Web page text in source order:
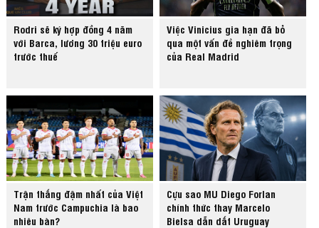
Rodri sẽ ký hợp đồng 4 năm
với Barca, lương 30 triệu euro
trước thuế
Việc Vinicius gia hạn đã bỏ
qua một vấn đề nghiêm trọng
của Real Madrid
Trận thắng đậm nhất của Việt
Nam trước Campuchia là bao
nhiêu bàn?
Cựu sao MU Diego Forlan
chính thức thay Marcelo
Bielsa dẫn dắt Uruguay